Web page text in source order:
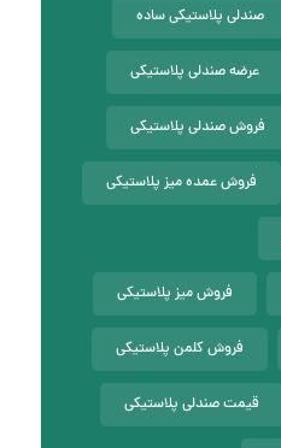
صندلی پلاستیکی ساده
عرضه صندلی پلاستیکی
فروش صندلی پلاستیکی
فروش عمده میز پلاستیکی
فروش میز پلاستیکی
فروش کلمن پلاستیکی
قیمت صندلی پلاستیکی